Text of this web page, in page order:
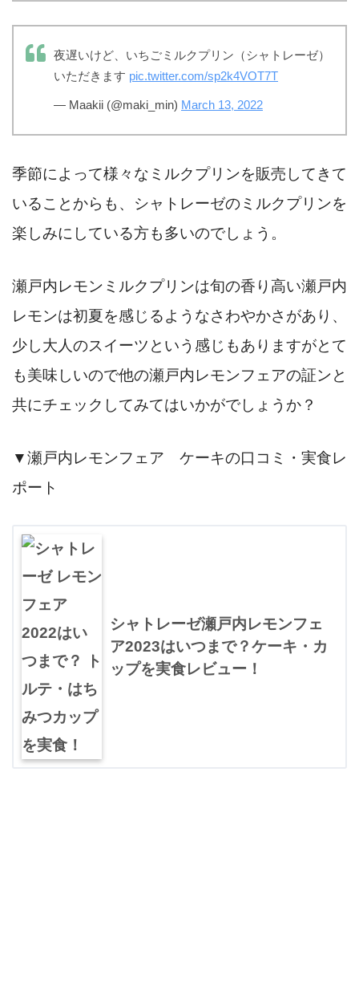
夜遅いけど、いちごミルクプリン（シャトレーゼ）
いただきます pic.twitter.com/sp2k4VOT7T
— Maakii (@maki_min) March 13, 2022
季節によって様々なミルクプリンを販売してきて
いることからも、シャトレーゼのミルクプリンを
楽しみにしている方も多いのでしょう。
瀬戸内レモンミルクプリンは旬の香り高い瀬戸内
レモンは初夏を感じるようなさわやかさがあり、
少し大人のスイーツという感じもありますがとて
も美味しいので他の瀬戸内レモンフェアの証ンと
共にチェックしてみてはいかがでしょうか？
▼瀬戸内レモンフェア ケーキの口コミ・実食レ
ポート
シャトレーゼ瀬戸内レモンフェ
ア2023はいつまで？ケーキ・カ
ップを実食レビュー！